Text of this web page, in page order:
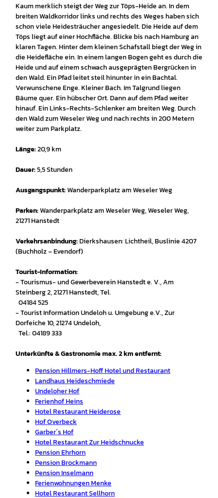
Kaum merklich steigt der Weg zur Töps-Heide an. In dem
breiten Waldkorridor links und rechts des Weges haben sich
schon viele Heidesträucher angesiedelt. Die Heide auf dem
Töps liegt auf einer Hochfläche. Blicke bis nach Hamburg an
klaren Tagen. Hinter dem kleinen Schafstall biegt der Weg in
die Heidefläche ein. In einem langen Bogen geht es durch die
Heide und auf einem schwach ausgeprägten Bergrücken in
den Wald. Ein Pfad leitet steil hinunter in ein Bachtal.
Verwunschene Enge. Kleiner Bach. Im Talgrund liegen
Bäume quer. Ein hübscher Ort. Dann auf dem Pfad weiter
hinauf. Ein Links-Rechts-Schlenker am breiten Weg. Durch
den Wald zum Weseler Weg und nach rechts in 200 Metern
weiter zum Parkplatz.
Länge:20,9 km
Dauer:5,5 Stunden
Ausgangspunkt:Wanderparkplatz am Weseler Weg
Parken:Wanderparkplatz am Weseler Weg, Weseler Weg,
21271 Hanstedt
Verkehrsanbindung:Dierkshausen: Lichtheil, Buslinie 4207
(Buchholz – Evendorf)
Tourist-Information:
- Tourismus- und Gewerbeverein Hanstedt e. V., Am
Steinberg 2, 21271 Hanstedt, Tel.
04184 525
- Tourist Information Undeloh u. Umgebung e.V., Zur
Dorfeiche 10, 21274 Undeloh,
Tel.: 04189 333
Unterkünfte & Gastronomie max. 2 km entfernt:
Pension Hillmers-Hoff Hotel und Restaurant
Landhaus Heideschmiede
Undeloher Hof
Ferienhof Heins
Hotel Restaurant Heiderose
Hof Overbeck
Garber´s Hof
Hotel Restaurant Zur Heidschnucke
Pension Ehrhorn
Pension Brockmann
Pension Inselmann
Ferienwohnungen Menke
Hotel Restaurant Sellhorn